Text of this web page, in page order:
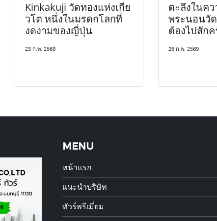
Kinkakuji วัดทองแห่งเกีย
วโต หนึ่งในมรดกโลกที่
งดงามของญี่ปุ่น
23 ก.พ. 2569
ตะลึงในค
พระนอนวั
ต้องไปสักค
26 ก.พ. 2569
MENU
หน้าแรก
แนะนำบริษัท
ทัวร์พรีเมี่ยม